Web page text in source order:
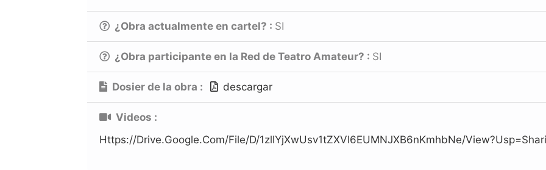
¿Obra actualmente en cartel? : SI
¿Obra participante en la Red de Teatro Amateur? : SI
Dosier de la obra : descargar
Videos :
Https://drive.google.com/file/d/1zllYjXwUsv1tZXVI6EUMNJXB6nKmhbNe/